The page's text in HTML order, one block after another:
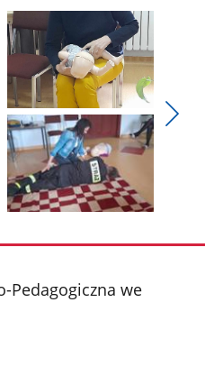
Pokaż
zdjęcie
2
z
galerii.
galerii.
Pedagogiczna we